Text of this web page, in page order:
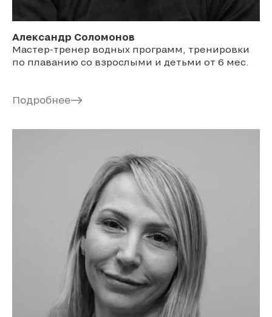
Александр Соломонов
Мастер-тренер водных программ, тренировки
по плаванию со взрослыми и детьми от 6 мес.
Подробнее